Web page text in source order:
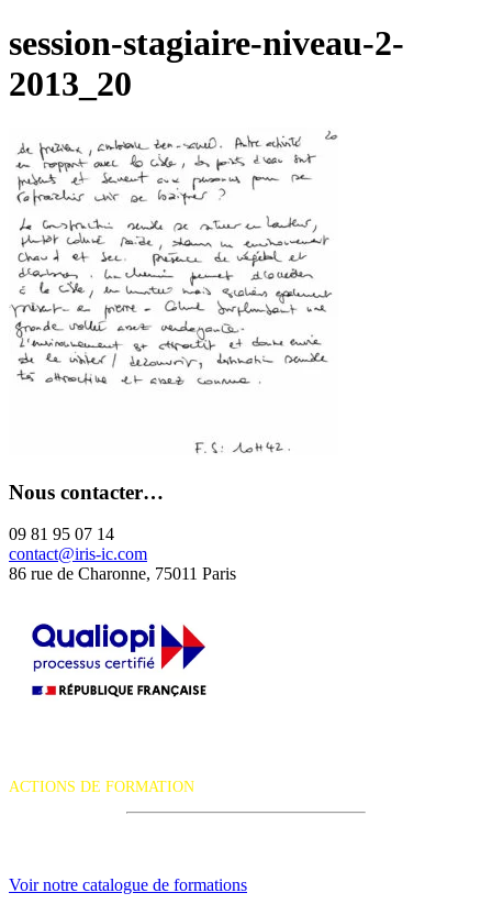
session-stagiaire-niveau-2-
2013_20
Nous contacter…
09 81 95 07 14
contact@iris-ic.com
86 rue de Charonne, 75011 Paris
ACTIONS DE FORMATION
Voir notre catalogue de formations